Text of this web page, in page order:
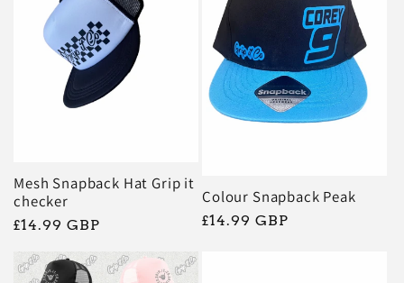
Mesh Snapback Hat Grip it
checker
Prix
£14.99 GBP
Colour Snapback Peak
Prix
£14.99 GBP